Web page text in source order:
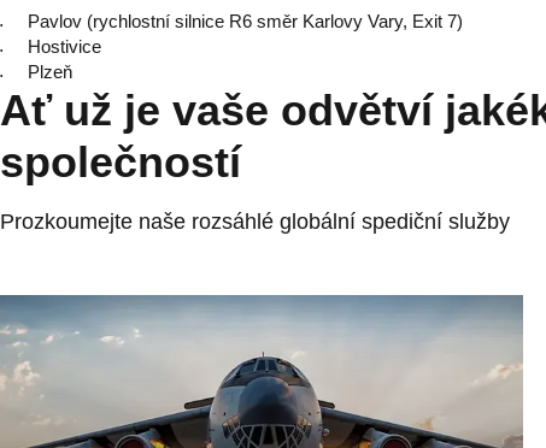
Pavlov (rychlostní silnice R6 směr Karlovy Vary, Exit 7)
Hostivice
Plzeň
Ať už je vaše odvětví
společností
Prozkoumejte naše rozsáhlé globální spediční služby